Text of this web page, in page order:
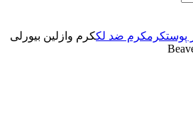
پوستکرمکرم ضد لککرم وازلین بیورلی